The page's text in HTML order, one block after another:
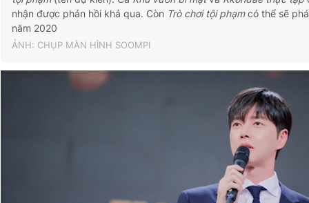
nhận được phản hồi khả qua. Còn Trò chơi tội phạmcó thể sẽ
năm 2020
ẢNH: CHỤP MÀN HÌNH SOOMPI